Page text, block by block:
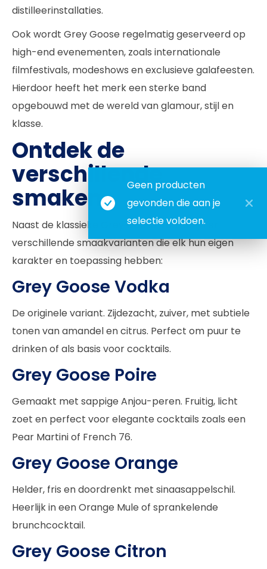
Geen producten
gevonden die aan je
selectie voldoen.
distilleerinstallaties.
Ook wordt Grey Goose regelmatig geserveerd op
high-end evenementen, zoals internationale
filmfestivals, modeshows en exclusieve galafeesten.
Hierdoor heeft het merk een sterke band
opgebouwd met de wereld van glamour, stijl en
klasse.
Ontdek de
verschillende
smaken
Naast de klassieke Grey Goose Vodka zijn er
verschillende smaakvarianten die elk hun eigen
karakter en toepassing hebben:
Grey Goose Vodka
De originele variant. Zijdezacht, zuiver, met subtiele
tonen van amandel en citrus. Perfect om puur te
drinken of als basis voor cocktails.
Grey Goose Poire
Gemaakt met sappige Anjou-peren. Fruitig, licht
zoet en perfect voor elegante cocktails zoals een
Pear Martini of French 76.
Grey Goose Orange
Helder, fris en doordrenkt met sinaasappelschil.
Heerlijk in een Orange Mule of sprankelende
brunchcocktail.
Grey Goose Citron